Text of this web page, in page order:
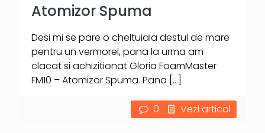
Atomizor Spuma
Desi mi se pare o cheltuiala destul de mare
pentru un vermorel, pana la urma am
clacat si achizitionat Gloria FoamMaster
FM10 – Atomizor Spuma. Pana […]
0 Vezi articol